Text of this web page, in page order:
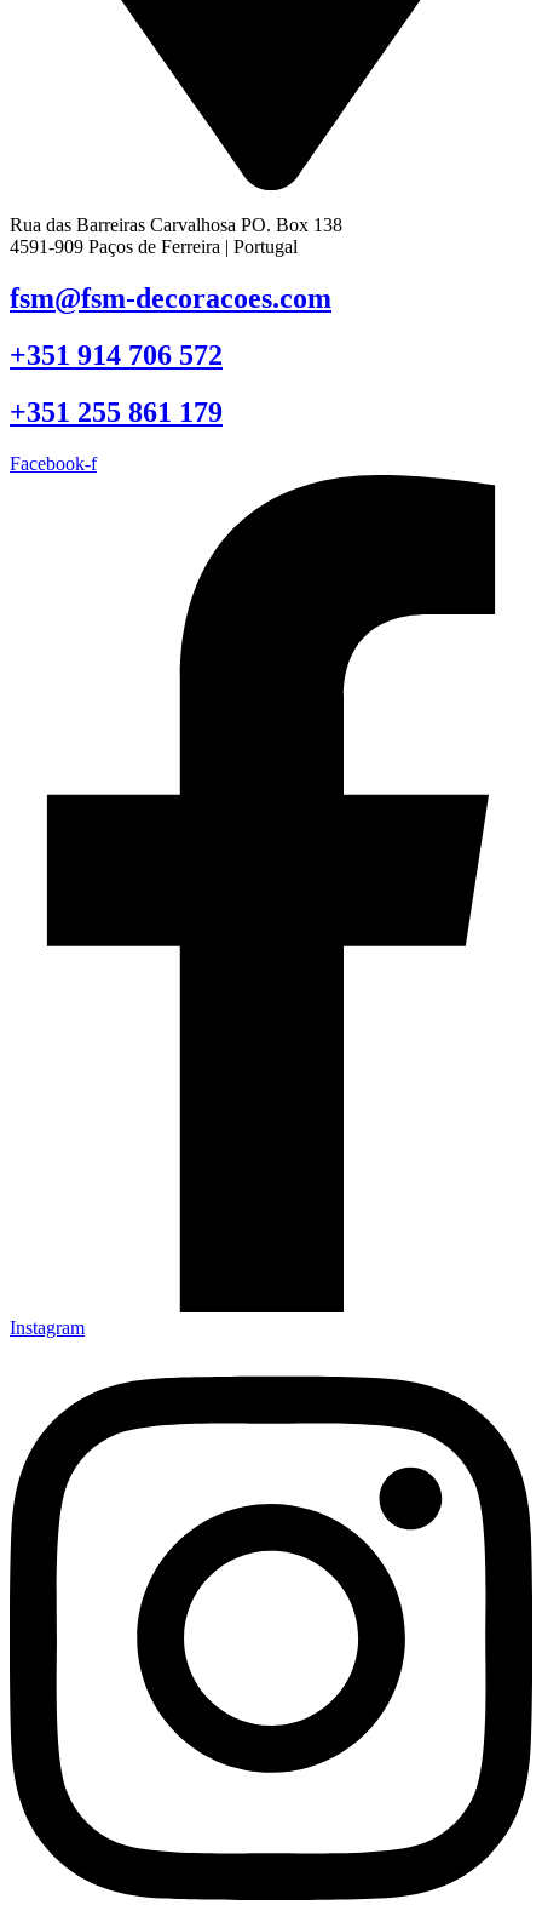
Rua das Barreiras Carvalhosa PO. Box 138
4591-909 Paços de Ferreira | Portugal
fsm@fsm-decoracoes.com
+351 914 706 572
+351 255 861 179
Facebook-f
Instagram